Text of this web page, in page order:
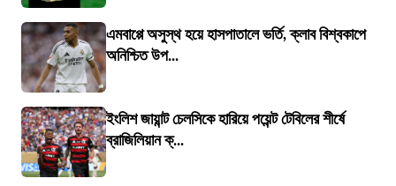
এমবাপ্পে অসুস্থ হয়ে হাসপাতালে ভর্তি, ক্লাব বিশ্বকাপে
অনিশ্চিত উপ...
ইংলিশ জায়ান্ট চেলসিকে হারিয়ে পয়েন্ট টেবিলের শীর্ষে
ব্রাজিলিয়ান ক্...